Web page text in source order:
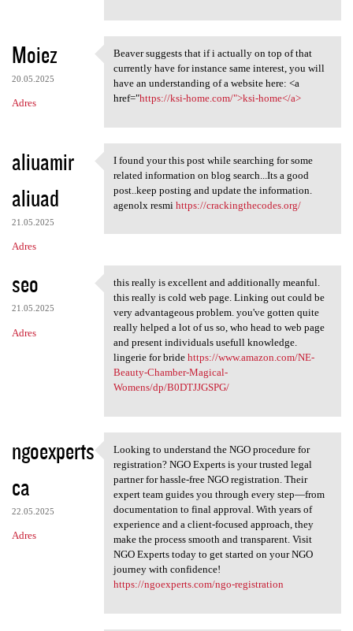
Moiez
20.05.2025
Adres
Beaver suggests that if i
Beaver suggests that if i actually on top of that
currently have for instance same interest, you will
have an understanding of a website here: <a
href="https://ksi-home.com/">ksi-home</a>
aliuamir
aliuad
21.05.2025
Adres
I found your this post while
I found your this post while searching for some
related information on blog search...Its a good
post..keep posting and update the information.
agenolx resmi https://crackingthecodes.org/
seo
21.05.2025
Adres
this really is excellent and
this really is excellent and additionally meanful.
this really is cold web page. Linking out could be
very advantageous problem. you've gotten quite
really helped a lot of us so, who head to web page
and present individuals usefull knowledge.
lingerie for bride https://www.amazon.com/NE-
Beauty-Chamber-Magical-
Womens/dp/B0DTJJGSPG/
ngoexperts
ca
22.05.2025
Adres
Looking to understand the NGO
Looking to understand the NGO procedure for
registration? NGO Experts is your trusted legal
partner for hassle-free NGO registration. Their
expert team guides you through every step—from
documentation to final approval. With years of
experience and a client-focused approach, they
make the process smooth and transparent. Visit
NGO Experts today to get started on your NGO
journey with confidence!
https://ngoexperts.com/ngo-registration